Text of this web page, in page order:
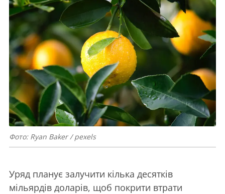
Фото: Ryan Baker / pexels
Уряд планує залучити кілька десятків
мільярдів доларів, щоб покрити втрати